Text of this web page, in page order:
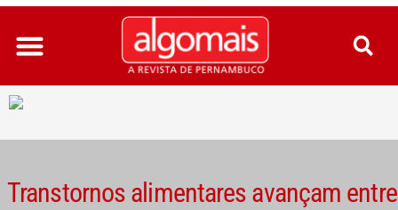
Ir
para
conteúdo
Transtornos alimentares avançam entre